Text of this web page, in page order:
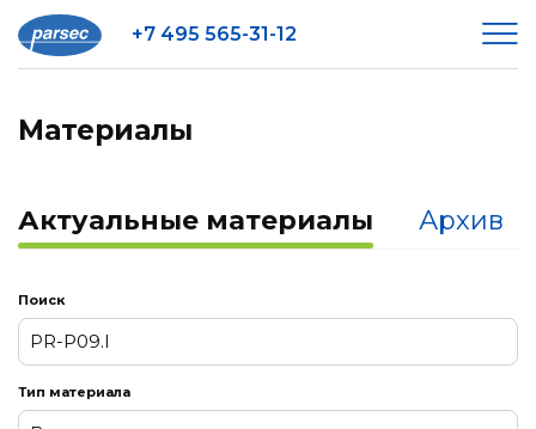
+7 495 565-31-12
Материалы
Актуальные материалы Архив
Поиск
Тип материала